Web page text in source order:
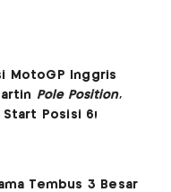
MotoGP Inggris
Pole Position,
Start Posisi 6!
Tembus 3 Besar